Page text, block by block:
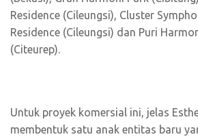
Residence (Cileungsi), Cluster
Residence (Cileungsi) dan Puri
(Citeurep).
Untuk proyek komersial ini, jelas
membentuk satu anak entitas baru